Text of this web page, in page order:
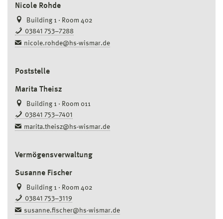
Nicole Rohde
Building 1 · Room 402
03841 753–7288
nicole.rohde@hs-wismar.de
Poststelle
Marita Theisz
Building 1 · Room 011
03841 753–7401
marita.theisz@hs-wismar.de
Vermögensverwaltung
Susanne Fischer
Building 1 · Room 402
03841 753–3119
susanne.fischer@hs-wismar.de